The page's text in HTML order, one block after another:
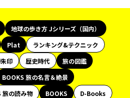
地球の歩き方 Jシリーズ（国内）
Plat
ランキング&テクニック
印 歴史時代
旅の図鑑
BOOKS 旅の名言＆絶景
旅の読み物 BOOKS
D-Books